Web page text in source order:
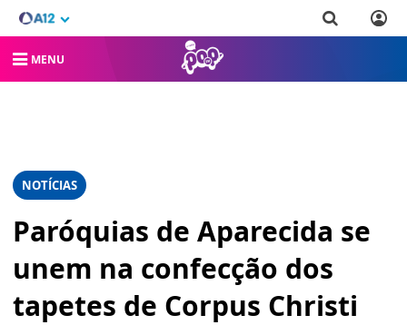
MENU
NOTÍCIAS
Paróquias de Aparecida se
unem na confecção dos
tapetes de Corpus Christi